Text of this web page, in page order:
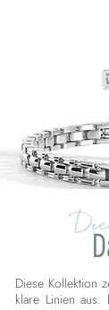
Diese Kollektion
klare Linien aus.